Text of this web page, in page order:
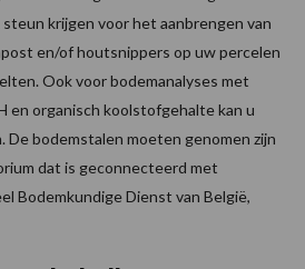
krijgen voor het aanbrengen van
en/of houtsnippers op uw percelen
Ook voor bodemanalyses met
en organisch koolstofgehalte kan u
De bodemstalen moeten genomen zijn
dat is geconnecteerd met
Bodemkundige Dienst van België,